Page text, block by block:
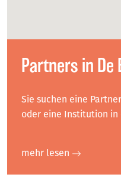
Partners in De
Sie suchen eine
oder eine Institution in
mehr lesen